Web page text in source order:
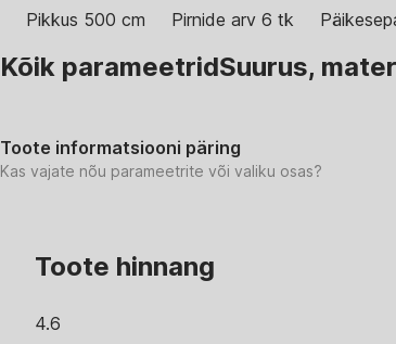
Pikkus 500 cm
Pirnide arv 6 tk
Kõik parameetridSuurus,
Toote informatsiooni päring
Kas vajate nõu parameetrite või valiku osas?
Toote hinnang
4.6